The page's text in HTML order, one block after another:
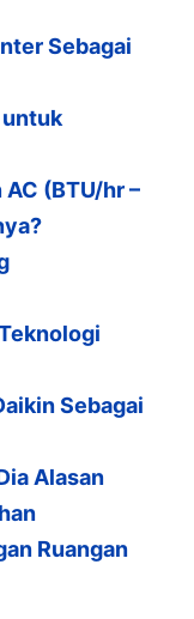
Sebagai
untuk
(BTU/hr –
Sebagai
Alasan
Ruangan